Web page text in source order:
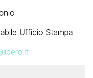
Ufficio Stampa